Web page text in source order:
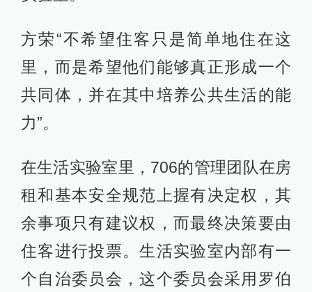
方荣“不希望住客只是简单地住在这
里，而是希望他们能够真正形成一个
共同体，并在其中培养公共生活的能
力”。
在生活实验室里，706的管理团队在房
租和基本安全规范上握有决定权，其
余事项只有建议权，而最终决策要由
住客进行投票。生活实验室内部有一
个自治委员会，这个委员会采用罗伯